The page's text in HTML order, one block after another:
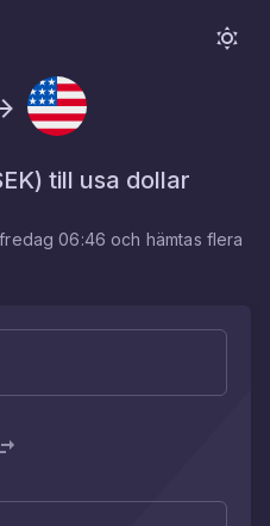
) till usa dollar
fredag 06:46 och hämtas flera